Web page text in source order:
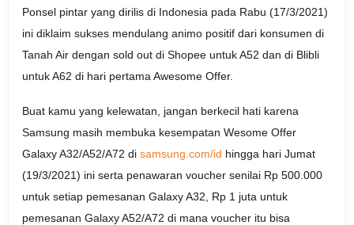
Ponsel pintar yang dirilis di Indonesia pada Rabu (17/3/2021)
ini diklaim sukses mendulang animo positif dari konsumen di
Tanah Air dengan sold out di Shopee untuk A52 dan di Blibli
untuk A62 di hari pertama Awesome Offer.
Buat kamu yang kelewatan, jangan berkecil hati karena
Samsung masih membuka kesempatan Wesome Offer
Galaxy A32/A52/A72 di samsung.com/id hingga hari Jumat
(19/3/2021) ini serta penawaran voucher senilai Rp 500.000
untuk setiap pemesanan Galaxy A32, Rp 1 juta untuk
pemesanan Galaxy A52/A72 di mana voucher itu bisa